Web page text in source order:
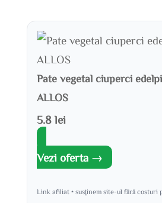
Pate vegetal ciuperci
ALLOS
5.8 lei
Vezi oferta →
Link afiliat • susținem site-ul fără costuri